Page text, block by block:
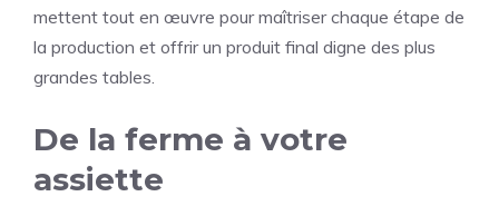
mettent tout en œuvre pour maîtriser chaque étape de
la production et offrir un produit final digne des plus
grandes tables.
De la ferme à votre
assiette